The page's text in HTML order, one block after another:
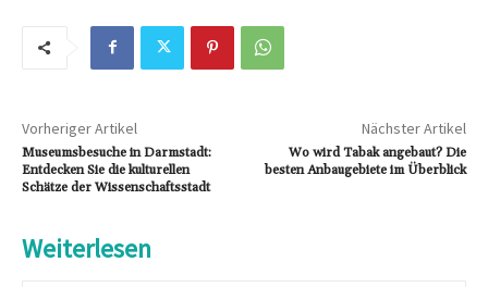
Vorheriger Artikel
Museumsbesuche in Darmstadt:
Entdecken Sie die kulturellen
Schätze der Wissenschaftsstadt
Nächster Artikel
Wo wird Tabak angebaut? Die
besten Anbaugebiete im Überblick
Weiterlesen